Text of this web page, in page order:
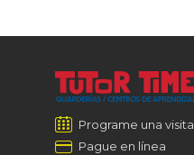
Programe una visita
Pague en línea